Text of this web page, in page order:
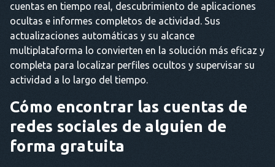
cuentas en tiempo real, descubrimiento de aplicaciones
ocultas e informes completos de actividad. Sus
actualizaciones automáticas y su alcance
multiplataforma lo convierten en la solución más eficaz y
completa para localizar perfiles ocultos y supervisar su
actividad a lo largo del tiempo.
Cómo encontrar las cuentas de
redes sociales de alguien de
forma gratuita